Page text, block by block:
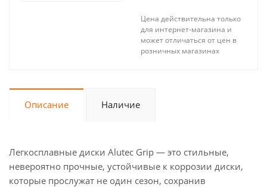
Цена действительна только
для интернет-магазина и
может отличаться от цен в
розничных магазинах
Описание Наличие
Легкосплавные диски Alutec Grip — это стильные,
невероятно прочные, устойчивые к коррозии диски,
которые прослужат не один сезон, сохранив